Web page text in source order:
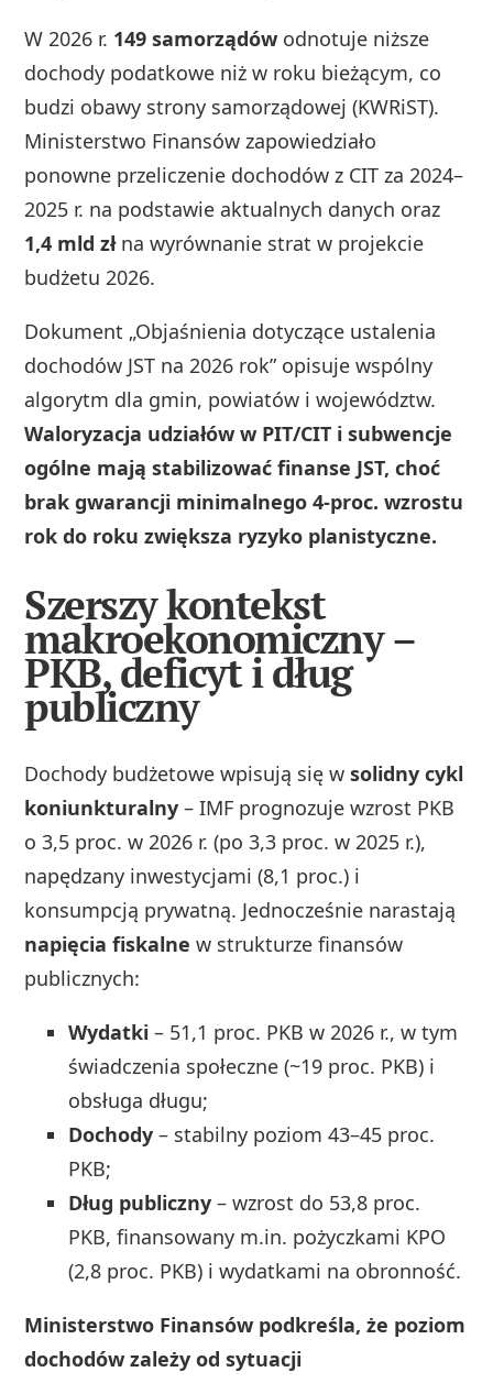
W 2026 r. 149 samorządów odnotuje niższe
dochody podatkowe niż w roku bieżącym, co
budzi obawy strony samorządowej (KWRiST).
Ministerstwo Finansów zapowiedziało
ponowne przeliczenie dochodów z CIT za 2024–
2025 r. na podstawie aktualnych danych oraz
1,4 mld złna wyrównanie strat w projekcie
budżetu 2026.
Dokument „Objaśnienia dotyczące ustalenia
dochodów JST na 2026 rok” opisuje wspólny
algorytm dla gmin, powiatów i województw.
Waloryzacja udziałów w PIT/CIT i subwencje
ogólne mają stabilizować finanse JST, choć
brak gwarancji minimalnego 4-proc. wzrostu
rok do roku zwiększa ryzyko planistyczne.
Szerszy kontekst
makroekonomiczny –
PKB, deficyt i dług
publiczny
Dochody budżetowe wpisują się wsolidny cykl
koniunkturalny – IMF prognozuje wzrost PKB
o 3,5 proc. w 2026 r. (po 3,3 proc. w 2025 r.),
napędzany inwestycjami (8,1 proc.) i
konsumpcją prywatną. Jednocześnie narastają
napięcia fiskalne w strukturze finansów
publicznych:
Wydatki – 51,1 proc. PKB w 2026 r., w tym
świadczenia społeczne (~19 proc. PKB) i
obsługa długu;
Dochody – stabilny poziom 43–45 proc.
PKB;
Dług publiczny – wzrost do 53,8 proc.
PKB, finansowany m.in. pożyczkami KPO
(2,8 proc. PKB) i wydatkami na obronność.
Ministerstwo Finansów podkreśla, że poziom
dochodów zależy od sytuacji